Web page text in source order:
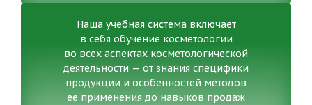
Наша учебная система включает
в себя обучение косметологии
во всех аспектах косметологической
деятельности — от знания специфики
продукции и особенностей методов
ее применения до навыков продаж